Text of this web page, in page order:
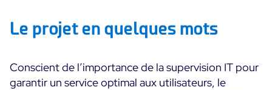
All
Démo Produit
Essai gratuit Centreon Infra Monitoring
Le projet en quelques mots
Conscient de l’importance de la supervision IT pour
garantir un service optimal aux utilisateurs, le